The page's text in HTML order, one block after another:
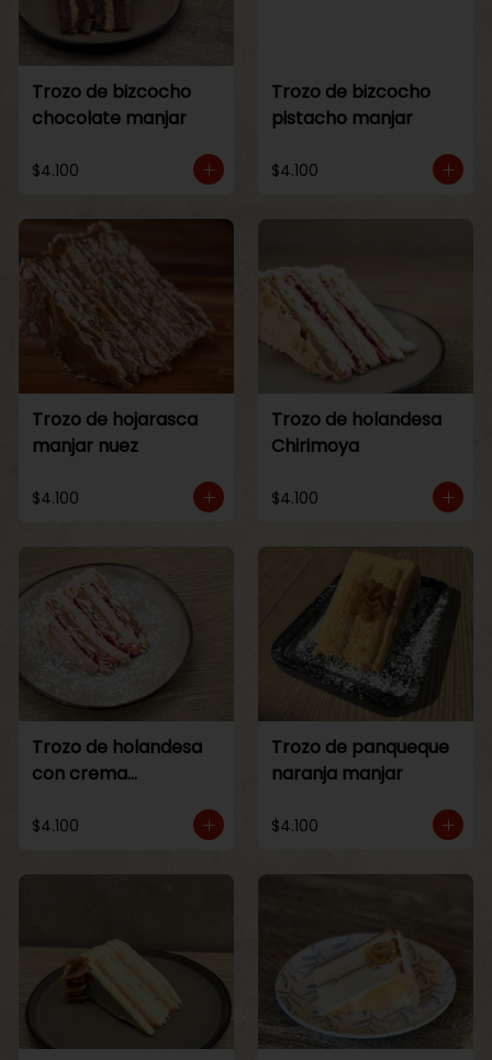
Trozo de bizcocho
chocolate manjar
$4.100
Trozo de bizcocho
pistacho manjar
$4.100
Trozo de hojarasca
manjar nuez
$4.100
Trozo de holandesa
Chirimoya
$4.100
Trozo de holandesa
con crema
$4.100
Trozo de panqueque
naranja manjar
$4.100